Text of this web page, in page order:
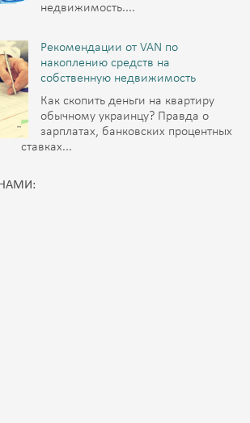
недвижимость....
Рекомендации от VAN по
накоплению средств на
собственную недвижимость
Как скопить деньги на квартиру
обычному украинцу? Правда о
зарплатах, банковских процентных
ставках...